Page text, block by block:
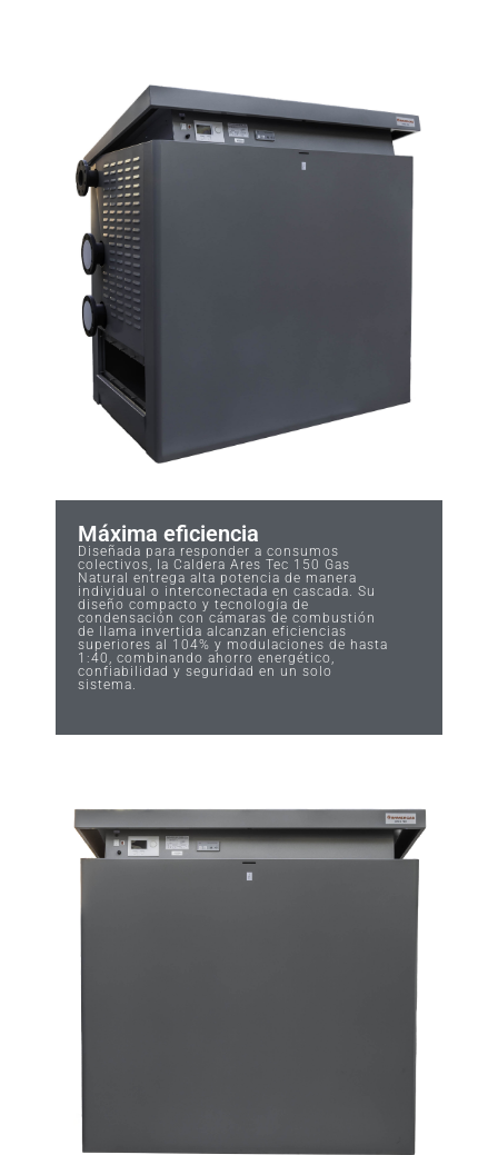
Máxima eficiencia
Diseñada para responder a consumos
colectivos, la Caldera Ares Tec 150 Gas
Natural entrega alta potencia de manera
individual o interconectada en cascada. Su
diseño compacto y tecnología de
condensación con cámaras de combustión
de llama invertida alcanzan eficiencias
superiores al 104% y modulaciones de hasta
1:40, combinando ahorro energético,
confiabilidad y seguridad en un solo
sistema.